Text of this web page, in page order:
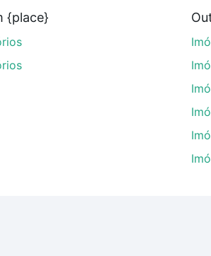
ideal para você, com Imóveis à
ao seu orçamento. Se ainda
com a gente para comprar o
{place}